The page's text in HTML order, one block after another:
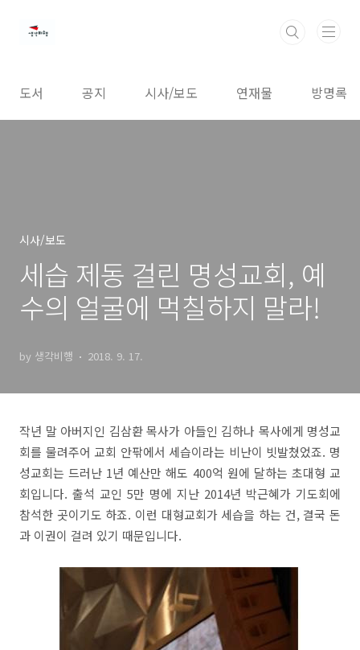
도서 공지 시사/보도 연재물 방명록
시사/보도
세습 제동 걸린 명성교회, 예
수의 얼굴에 먹칠하지 말라!
by 생각비행 2018. 9. 17.
작년 말 아버지인 김삼환 목사가 아들인 김하나 목사에게 명성교
회를 물려주어 교회 안팎에서 세습이라는 비난이 빗발쳤었죠. 명
성교회는 드러난 1년 예산만 해도 400억 원에 달하는 초대형 교
회입니다. 출석 교인 5만 명에 지난 2014년 박근혜가 기도회에
참석한 곳이기도 하죠. 이런 대형교회가 세습을 하는 건, 결국 돈
과 이권이 걸려 있기 때문입니다.